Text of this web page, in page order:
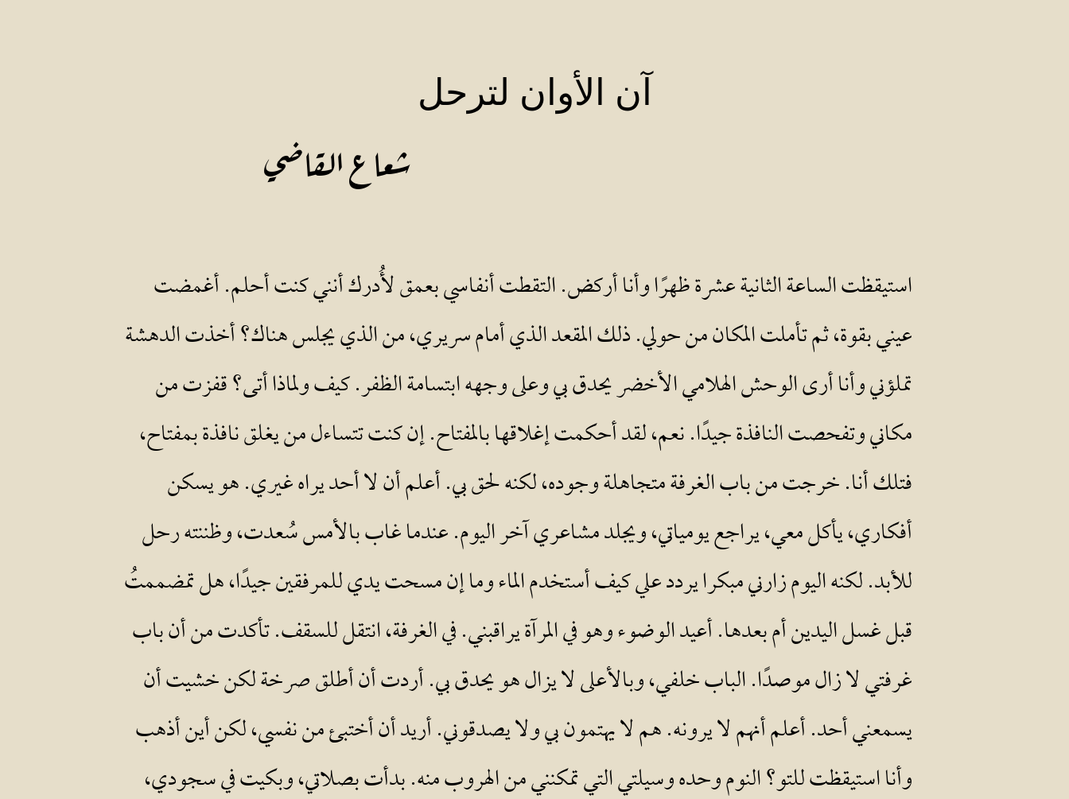
آن الأوان لترحل
شعاع القاضي
استيقظت الساعة الثانية عشرة ظهرًا وأنا أركض. التقطت أنفاسي بعمق لأُدرك أنني كنت أحلم. أغمضت
عيني بقوة، ثم تأملت المكان من حولي. ذلك المقعد الذي أمام سريري، من الذي يجلس هناك؟ أخذت الدهشة
تملؤني وأنا أرى الوحش الهلامي الأخضر يحدق بي وعلى وجهه ابتسامة الظفر. كيف ولماذا أتى؟ قفزت من
مكاني وتفحصت النافذة جيدًا. نعم، لقد أحكمت إغلاقها بالمفتاح. إن كنت تتساءل من يغلق نافذة بمفتاح،
فتلك أنا. خرجت من باب الغرفة متجاهلة وجوده، لكنه لحق بي. أعلم أن لا أحد يراه غيري. هو يسكن
أفكاري، يأكل معي، يراجع يومياتي، ويجلد مشاعري آخر اليوم. عندما غاب بالأمس سُعدت، وظننته رحل
للأبد. لكنه اليوم زارني مبكرا يردد علي كيف أستخدم الماء وما إن مسحت يدي للمرفقين جيدًا، هل تمضممتُ
قبل غسل اليدين أم بعدها. أعيد الوضوء وهو في المرآة يراقبني. في الغرفة، انتقل للسقف. تأكدت من أن باب
غرفتي لا زال موصدًا. الباب خلفي، وبالأعلى لا يزال هو يحدق بي. أردت أن أطلق صرخة لكن خشيت أن
يسمعني أحد. أعلم أنهم لا يرونه. هم لا يهتمون بي ولا يصدقوني. أريد أن أختبئ من نفسي، لكن أين أذهب
وأنا استيقظت للتو؟ النوم وحده وسيلتي التي تمكنني من الهروب منه. بدأت بصلاتي، وبكيت في سجودي،